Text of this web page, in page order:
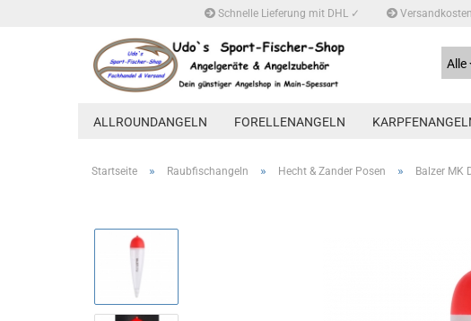
Schnelle Lieferung mit DHL ✓
Alle
ALLROUNDANGELN FORELLENANGELN
Startseite » Raubfischangeln » Hecht & Zander Posen » Balzer MK